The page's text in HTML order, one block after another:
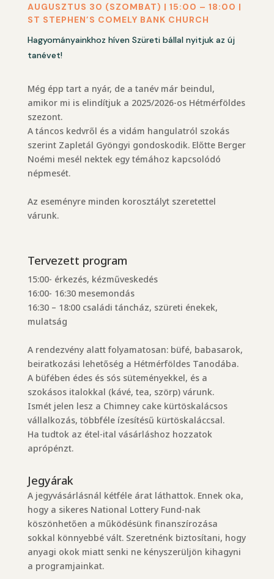
AUGUSZTUS 30 (SZOMBAT) | 15:00 – 18:00 |
ST STEPHEN’S COMELY BANK CHURCH
Hagyományainkhoz híven Szüreti bállal nyitjuk az új
tanévet!
Még épp tart a nyár, de a tanév már beindul,
amikor mi is elindítjuk a 2025/2026-os Hétmérföldes
szezont.
A táncos kedvről és a vidám hangulatról szokás
szerint Zapletál Gyöngyi gondoskodik. Előtte Berger
Noémi mesél nektek egy témához kapcsolódó
népmesét.
Az eseményre minden korosztályt szeretettel
várunk.
Tervezett program
15:00- érkezés, kézműveskedés
16:00- 16:30 mesemondás
16:30 – 18:00 családi táncház, szüreti énekek,
mulatság
A rendezvény alatt folyamatosan: büfé, babasarok,
beiratkozási lehetőség a Hétmérföldes Tanodába.
A büfében édes és sós süteményekkel, és a
szokásos italokkal (kávé, tea, szörp) várunk.
Ismét jelen lesz a Chimney cake kürtöskalácsos
vállalkozás, többféle ízesítésű kürtöskaláccsal.
Ha tudtok az étel-ital vásárláshoz hozzatok
aprópénzt.
Jegyárak
A jegyvásárlásnál kétféle árat láthattok. Ennek oka,
hogy a sikeres National Lottery Fund-nak
köszönhetően a működésünk finanszírozása
sokkal könnyebbé vált. Szeretnénk biztosítani, hogy
anyagi okok miatt senki ne kényszerüljön kihagyni
a programjainkat.